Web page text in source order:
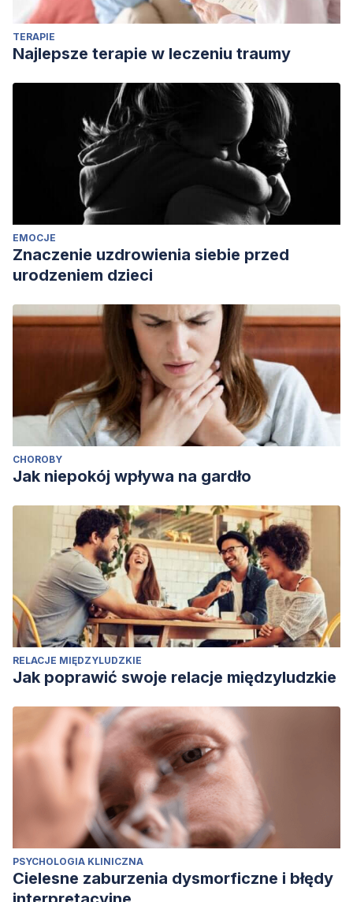
https://doi.org/10.1080/16501970306109
Sterling, M. (2009). Physical and psychological aspects of
whiplash: Important considerations for primary care
assessment, Part 2 – Case studies.Manual Therapy.
https://doi.org/10.1016/j.math.2008.03.004
Jull, G. A., Söderlund, A., Stemper, B. D., Kenardy, J., Gross, A.
R., Côté, P., … Curatolo, M. (2011). Toward optimal early
management after whiplash injury to lessen the rate of
transition to chronicity.
https://doi.org/10.1097/BRS.0b013e3182388449
TERAPIE
Najlepsze terapie w leczeniu traumy
EMOCJE
Znaczenie uzdrowienia siebie przed
urodzeniem dzieci
CHOROBY
Jak niepokój wpływa na gardło
RELACJE MIĘDZYLUDZKIE
Jak poprawić swoje relacje międzyludzkie
PSYCHOLOGIA KLINICZNA
Cielesne zaburzenia dysmorficzne i błędy